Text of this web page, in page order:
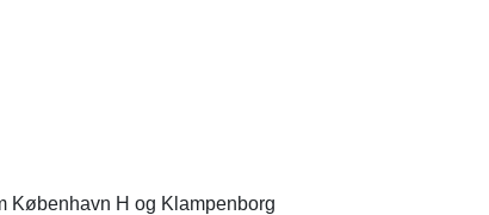
København H og Klampenborg